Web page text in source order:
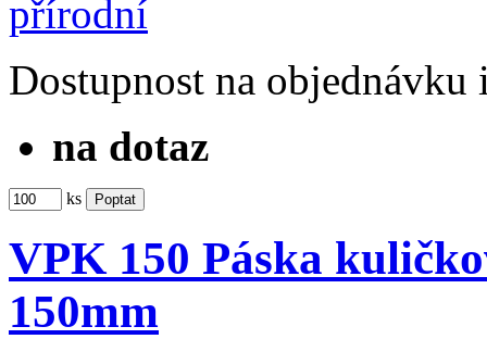
Dostupnost na objednávku
na dotaz
ks
VPK 150 Páska
150mm